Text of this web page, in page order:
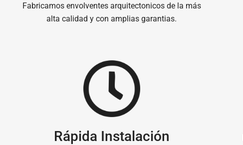
Fabricamos envolventes arquitectonicos de la más
alta calidad y con amplias garantias.
Rápida Instalación